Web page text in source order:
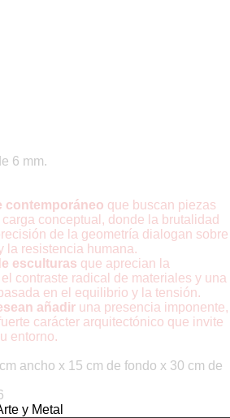
6 mm.
contemporáneo que buscan piezas
conceptual, donde la brutalidad
de la geometría dialogan sobre
la resistencia humana.
esculturas que aprecian la
contraste radical de materiales y una
en el equilibrio y la tensión.
añadir una presencia imponente,
carácter arquitectónico que invite
entorno.
ancho x 15 cm de fondo x 30 cm de
y Metal